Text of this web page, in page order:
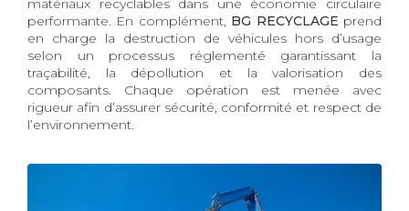
matériaux recyclables dans une économie circulaire
performante. En complément, BG RECYCLAGE prend
en charge la destruction de véhicules hors d’usage
selon un processus réglementé garantissant la
traçabilité, la dépollution et la valorisation des
composants. Chaque opération est menée avec
rigueur afin d’assurer sécurité, conformité et respect de
l’environnement.